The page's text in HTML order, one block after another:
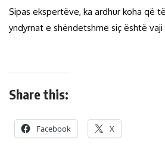
Sipas ekspertëve, ka ardhur koha që
yndyrnat e shëndetshme siç është
Share this:
Facebook X